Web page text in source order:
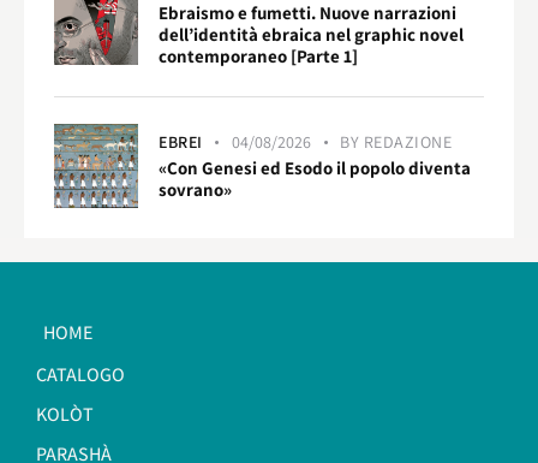
Ebraismo e fumetti. Nuove narrazioni
dell’identità ebraica nel graphic novel
contemporaneo [Parte 1]
EBREI 04/08/2026 BY REDAZIONE
«Con Genesi ed Esodo il popolo diventa
sovrano»
HOME
CATALOGO
KOLÒT
PARASHÀ